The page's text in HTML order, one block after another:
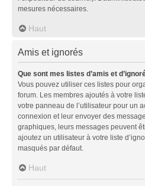
mesures nécessaires.
Haut
Amis et ignorés
Que sont mes listes d’amis et
Vous pouvez utiliser ces listes pour
forum. Les membres ajoutés à votre
votre panneau de l’utilisateur pour un
connexion et leur envoyer des
graphiques, leurs messages peuvent
ajoutez un utilisateur à votre liste
masqués par défaut.
Haut